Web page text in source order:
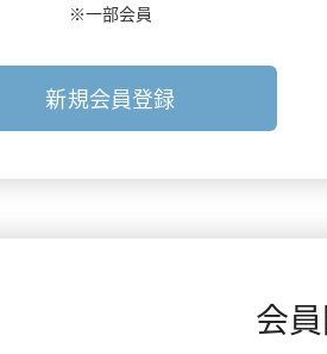
※一部会員
新規会員登録
会